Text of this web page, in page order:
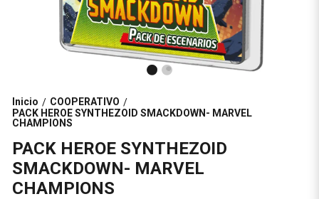
Inicio / COOPERATIVO /
PACK HEROE SYNTHEZOID SMACKDOWN- MARVEL
CHAMPIONS
PACK HEROE SYNTHEZOID
SMACKDOWN- MARVEL
CHAMPIONS